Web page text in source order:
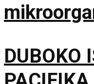
DUBOKO